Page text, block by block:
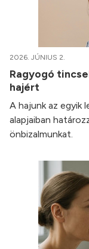
2026. JÚNIUS 2.
Ragyogó
hajért
A hajunk az egyik
alapjaiban
önbizalmunkat.